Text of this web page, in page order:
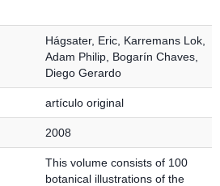
Hágsater, Eric Karremans Lok,
Adam Philip Bogarín Chaves,
Diego Gerardo
artículo original
2008
This volume consists of 100
botanical illustrations of the